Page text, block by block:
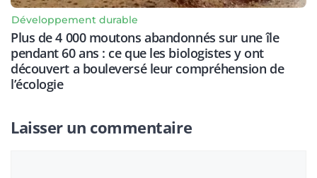
Développement durable
Plus de 4 000 moutons abandonnés sur une île
pendant 60 ans : ce que les biologistes y ont
découvert a bouleversé leur compréhension de
l’écologie
Laisser un commentaire